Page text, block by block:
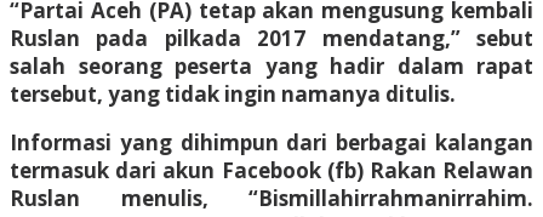
“Partai Aceh (PA) tetap akan mengusung kembali
Ruslan pada pilkada 2017 mendatang,” sebut
salah seorang peserta yang hadir dalam rapat
tersebut, yang tidak ingin namanya ditulis.
Informasi yang dihimpun dari berbagai kalangan
termasuk dari akun Facebook (fb) Rakan Relawan
Ruslan menulis, “Bismillahirrahmanirrahim.